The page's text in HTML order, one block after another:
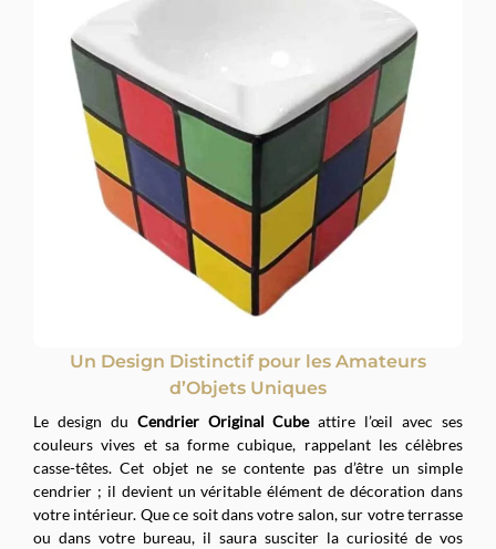
Un Design Distinctif pour les Amateurs
d’Objets Uniques
Le design du Cendrier Original Cubeattire l’œil avec ses
couleurs vives et sa forme cubique, rappelant les célèbres
casse-têtes. Cet objet ne se contente pas d’être un simple
cendrier ; il devient un véritable élément de décoration dans
votre intérieur. Que ce soit dans votre salon, sur votre terrasse
ou dans votre bureau, il saura susciter la curiosité de vos